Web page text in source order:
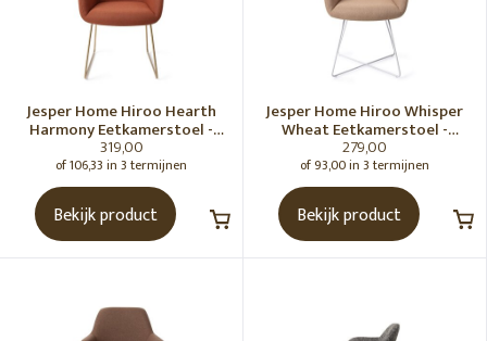
Jesper Home Hiroo Hearth
Harmony Eetkamerstoel -
Slide Gold
319,00
of 106,33 in 3 termijnen
Bekijk product
Jesper Home Hiroo Whisper
Wheat Eetkamerstoel -
Cross white
279,00
of 93,00 in 3 termijnen
Bekijk product